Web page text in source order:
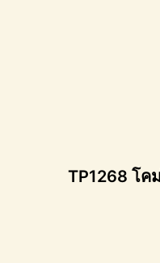
TP1268 โค